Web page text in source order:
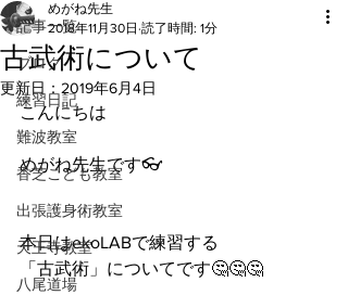
記事一覧
ブログ
練習日記
難波教室
香芝こども教室
出張護身術教室
天王寺教室
八尾道場
古武術について
めがね先生
2018年11月30日 読了時間: 1分
更新日： 2019年6月4日
こんにちは
めがね先生です👓
本日はekoLABで練習する
「古武術」についてです🤔🤔🤔